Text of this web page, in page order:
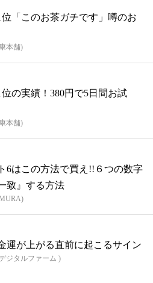
「このお茶ガチです」噂のお
本舗)
の実績！380円で5日間お試
本舗)
6はこの方法で買え!!６つの数字
致』する方法
運が上がる直前に起こるサイン
ジタルファーム )